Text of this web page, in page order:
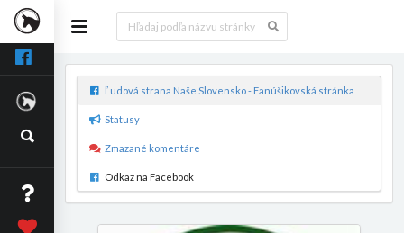
Ľudová strana Naše Slovensko - Fanúšikovská stránka
Statusy
Zmazané komentáre
Odkaz na Facebook